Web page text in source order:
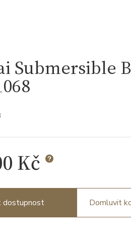
Submersible
Kč
dostupnost Domluvit